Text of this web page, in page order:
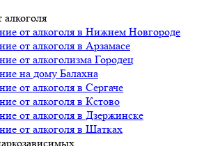
от алкоголя в Нижнем Новгороде
от алкоголя в Арзамасе
от алкоголизма Городец
на дому Балахна
от алкоголя в Сергаче
от алкоголя в Кстово
от алкоголя в Дзержинске
от алкоголя в Шатках